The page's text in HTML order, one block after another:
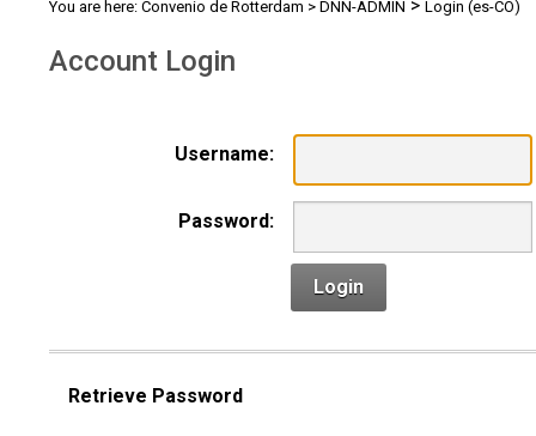
You are here: Convenio de Rotterdam > DNN-ADMIN > Login (es-CO)
Account Login
Username:
Password:
Login
Retrieve Password